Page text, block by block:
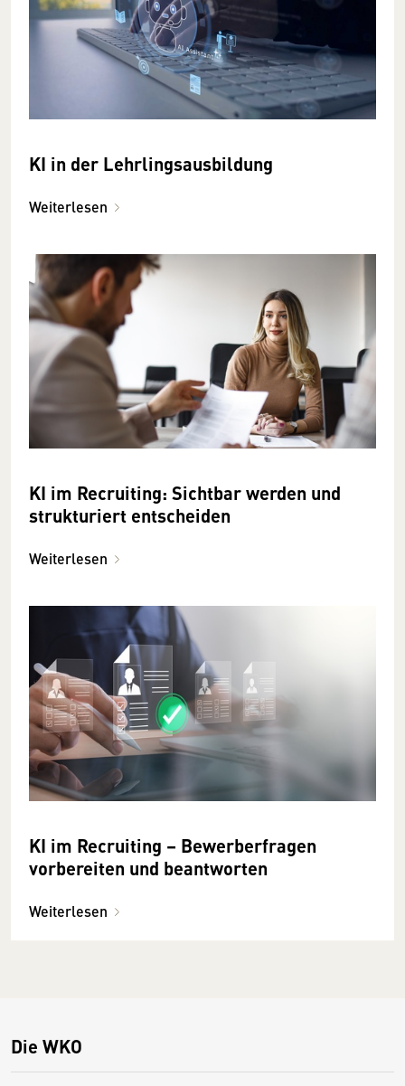
KI in der Lehrlingsausbildung
Weiterlesen
KI im Recruiting: Sichtbar werden und
strukturiert entscheiden
Weiterlesen
KI im Recruiting – Bewerberfragen
vorbereiten und beantworten
Weiterlesen
Die WKO